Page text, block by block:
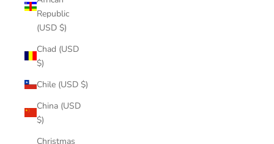
Republic
(USD $)
Chad (USD
$)
Chile (USD $)
China (USD
$)
Christmas